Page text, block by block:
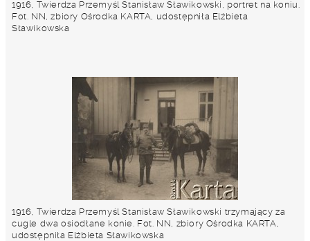
1916, Twierdza Przemyśl Stanisław Sławikowski, portret na koniu.
Fot. NN, zbiory Ośrodka KARTA, udostępniła Elżbieta
Sławikowska
1916, Twierdza Przemyśl Stanisław Sławikowski trzymający za
cugle dwa osiodłane konie. Fot. NN, zbiory Ośrodka KARTA,
udostępniła Elżbieta Sławikowska